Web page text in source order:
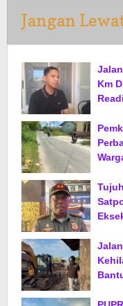
Jangan
Km